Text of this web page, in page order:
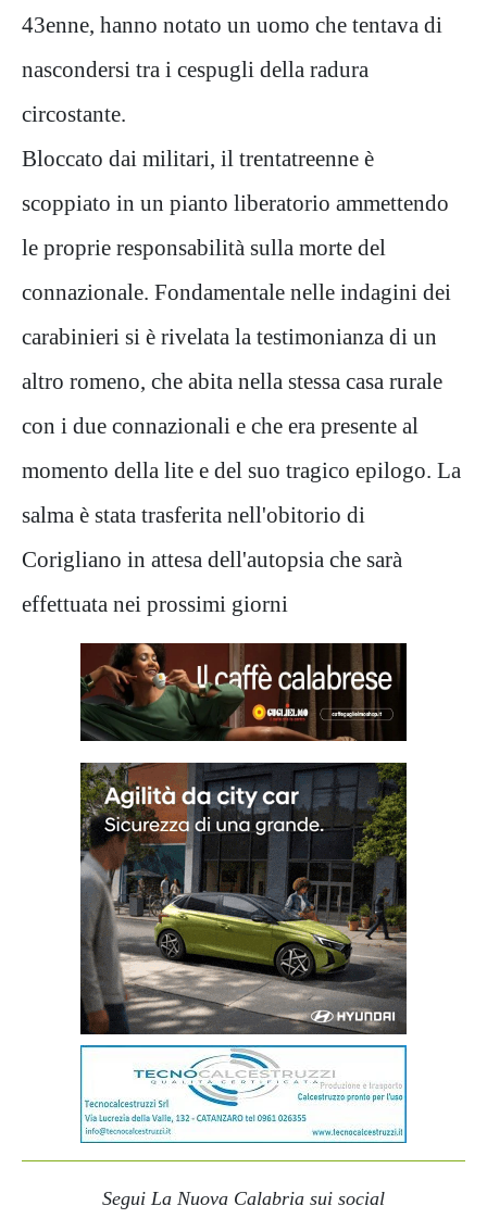
43enne, hanno notato un uomo che tentava di
nascondersi tra i cespugli della radura
circostante.
Bloccato dai militari, il trentatreenne è
scoppiato in un pianto liberatorio ammettendo
le proprie responsabilità sulla morte del
connazionale. Fondamentale nelle indagini dei
carabinieri si è rivelata la testimonianza di un
altro romeno, che abita nella stessa casa rurale
con i due connazionali e che era presente al
momento della lite e del suo tragico epilogo. La
salma è stata trasferita nell'obitorio di
Corigliano in attesa dell'autopsia che sarà
effettuata nei prossimi giorni
Segui La Nuova Calabria sui social